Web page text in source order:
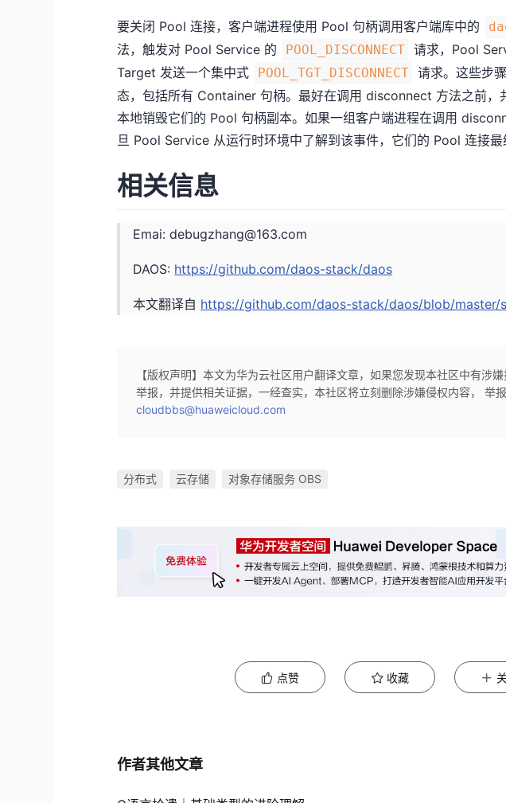
要关闭 Pool 连接，客户端进程使用 Pool 句柄调用客户端库中的
法，触发对 Pool Service 的
POOL_DISCONNECT 请求，Pool
Target 发送一个集中式
POOL_TGT_DISCONNECT 请求。这些步
态，包括所有 Container 句柄。最好在调用 disconnect 方法之前，
本地销毁它们的 Pool 句柄副本。如果一组客户端进程在调用
旦 Pool Service 从运行时环境中了解到该事件，它们的 Pool 连接最
相关信息
Emai:debugzhang@163.com
DAOS: https://github.com/daos-stack/daos
本文翻译自 https://github.com/daos-stack/daos/blob/master/
【版权声明】本文为华为云社区用户翻译文章，如果您发现本社区中有涉
举报，并提供相关证据，一经查实，本社区将立刻删除涉嫌侵权内容， 举报
cloudbbs@huaweicloud.com
分布式 云存储 对象存储服务 OBS
点赞 收藏
作者其他文章